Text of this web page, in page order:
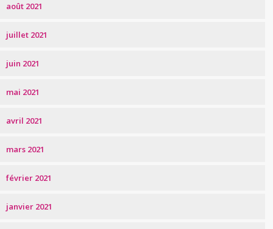
août 2021
juillet 2021
juin 2021
mai 2021
avril 2021
mars 2021
février 2021
janvier 2021